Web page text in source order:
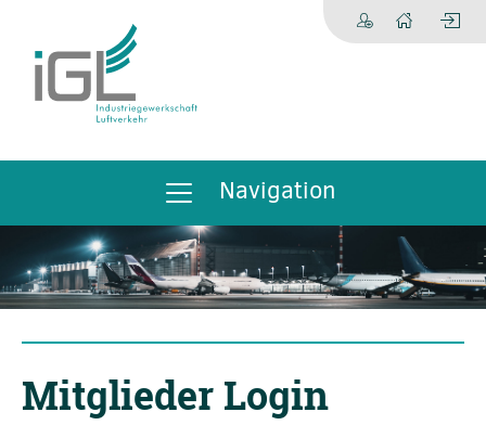
Navigation
Mitglieder Login